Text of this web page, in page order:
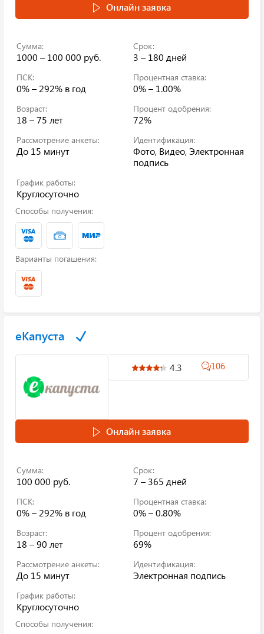
Онлайн заявка
Сумма:
1000 – 100 000 руб.
Срок:
3 – 180 дней
ПСК:
0% – 292% в год
Процентная ставка:
0% – 1.00%
Возраст:
18 – 75 лет
Процент одобрения:
72%
Рассмотрение анкеты:
До 15 минут
Идентификация:
Фото, Видео, Электронная
подпись
График работы:
Круглосуточно
Способы получения:
Варианты погашения:
еКапуста
4.3 106
Онлайн заявка
Сумма:
100 000 руб.
Срок:
7 – 365 дней
ПСК:
0% – 292% в год
Процентная ставка:
0% – 0.80%
Возраст:
18 – 90 лет
Процент одобрения:
69%
Рассмотрение анкеты:
До 15 минут
Идентификация:
Электронная подпись
График работы:
Круглосуточно
Способы получения: